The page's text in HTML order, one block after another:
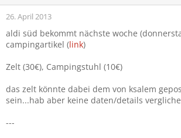
26. April 2013
aldi süd bekommt nächste woche
campingartikel (link)
Zelt (30€), Campingstuhl (10€)
das zelt könnte dabei dem von ksalem
sein...hab aber keine daten/details
---